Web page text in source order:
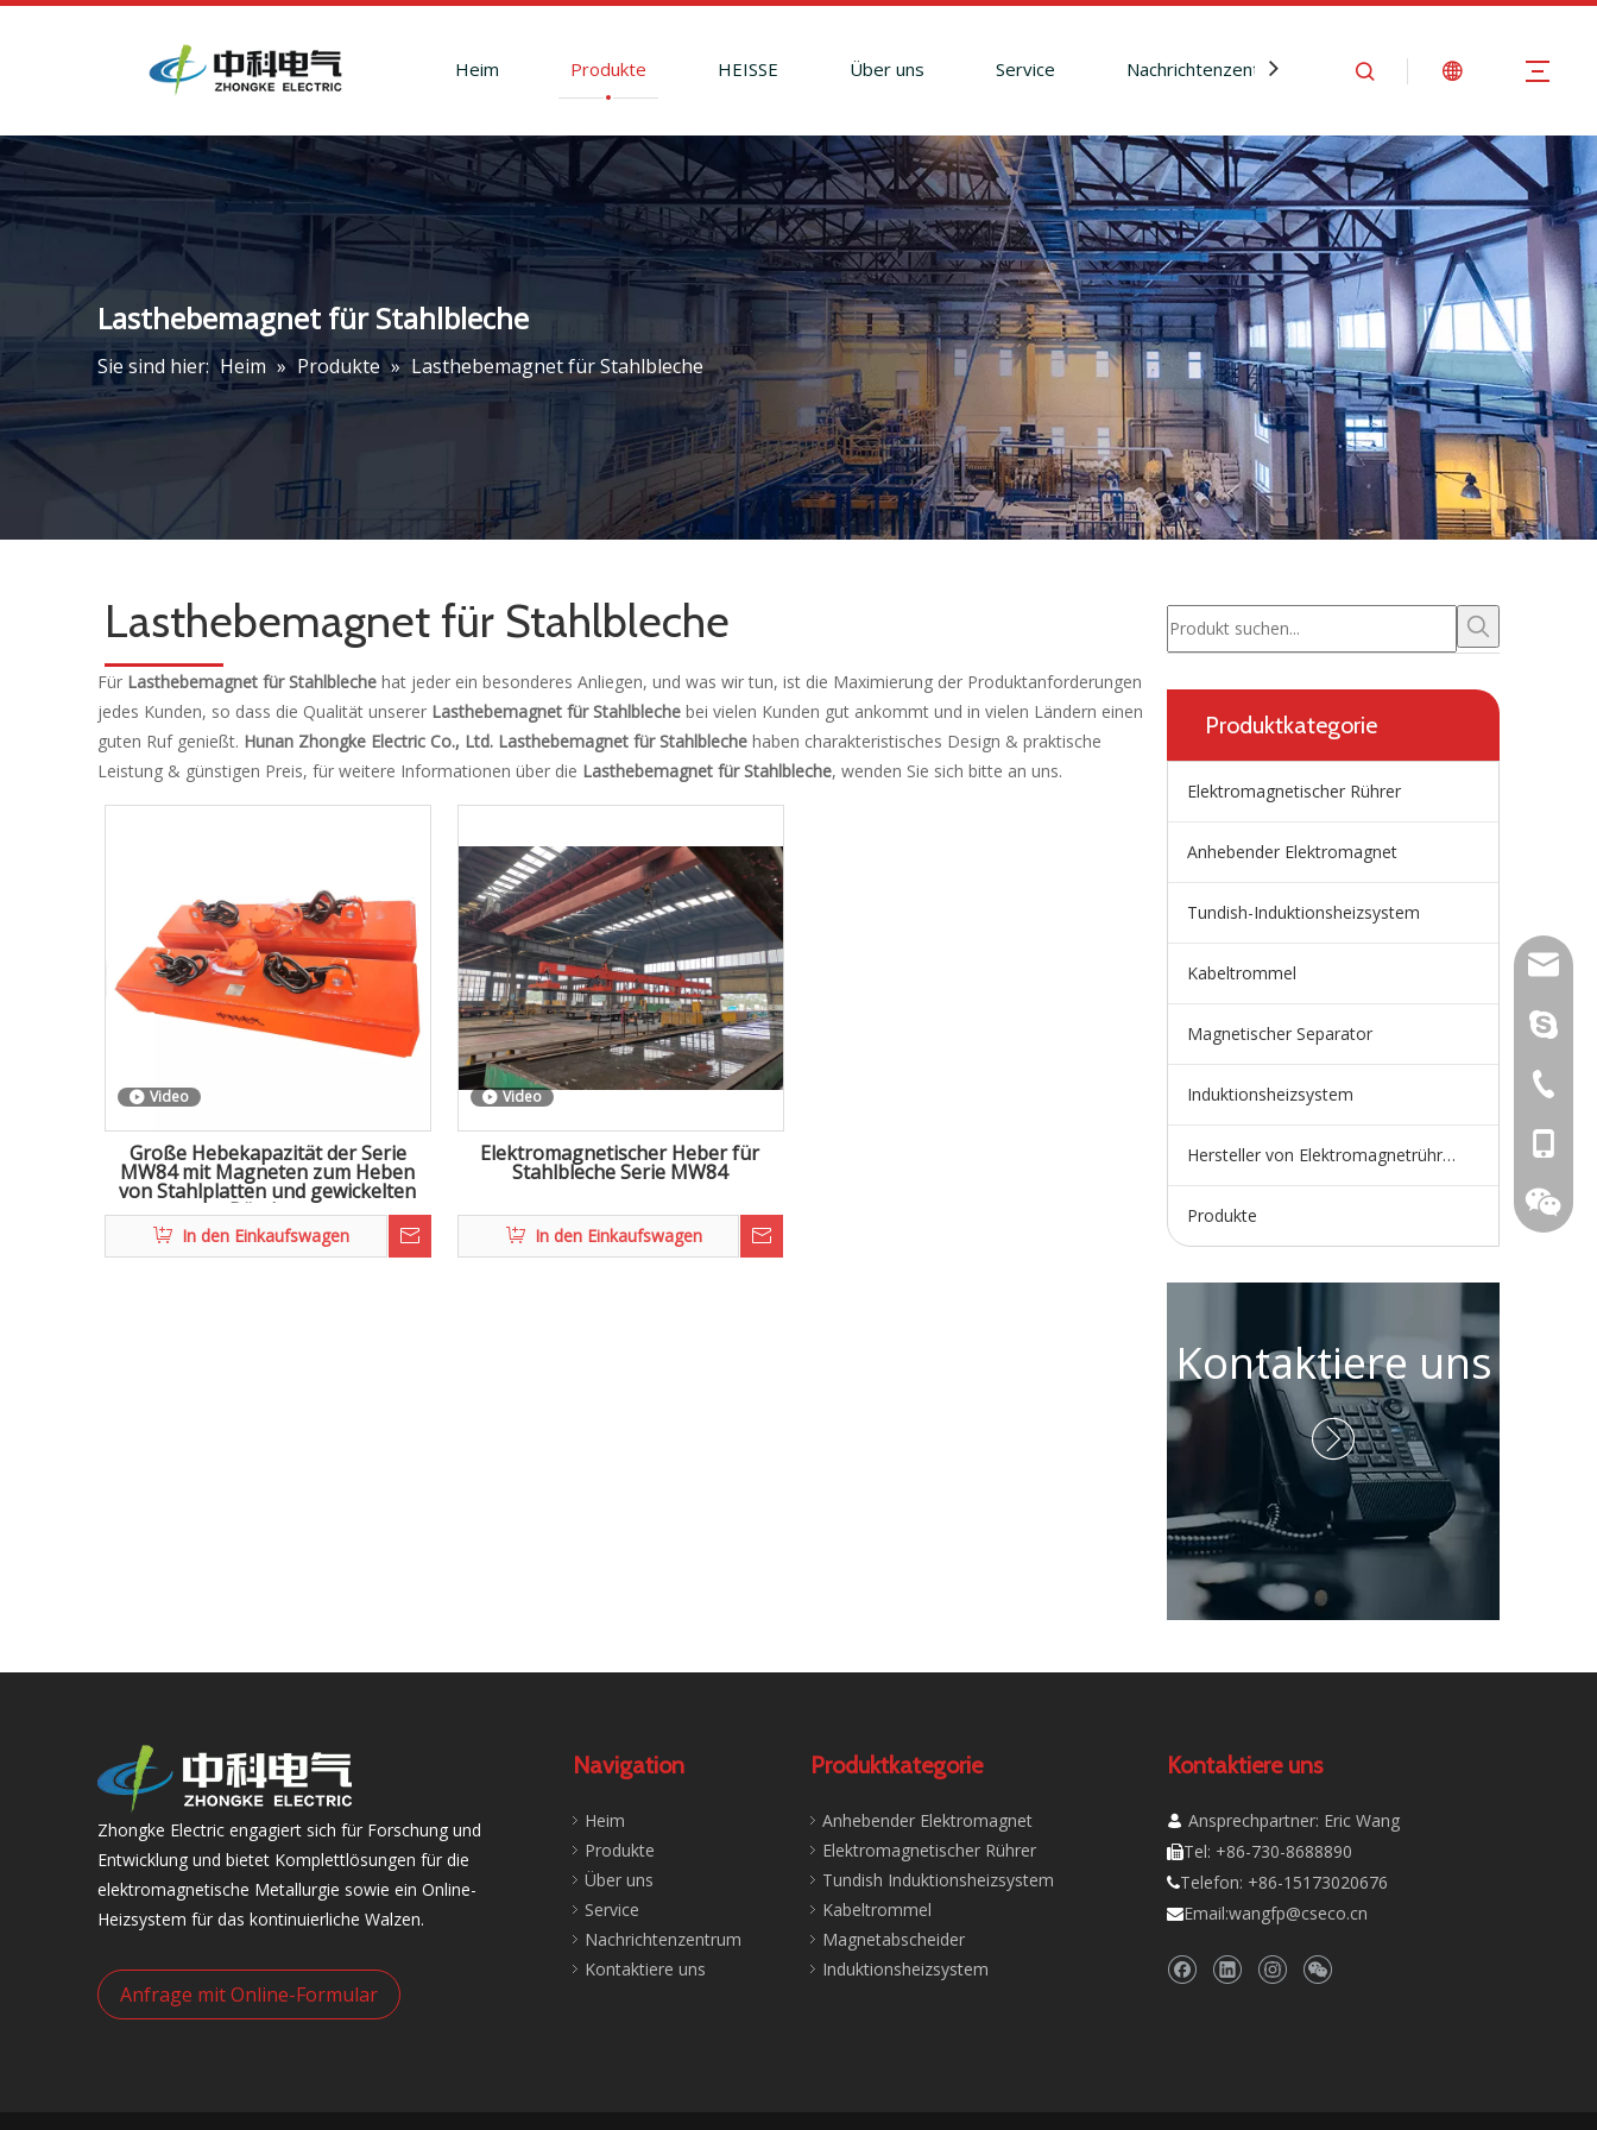
Heim Produkte HEISSE Über uns Service Nachrichtenzentrum Kontaktiere uns
Lasthebemagnet für Stahlbleche
Sie sind hier: Heim » Produkte » Lasthebemagnet für Stahlbleche
Lasthebemagnet für Stahlbleche
Für Lasthebemagnet für Stahlbleche hat jeder ein besonderes Anliegen, und was wir tun, ist die Maximierung der Produktanforderungen
jedes Kunden, so dass die Qualität unserer Lasthebemagnet für Stahlbleche bei vielen Kunden gut ankommt und in vielen Ländern einen
guten Ruf genießt. Hunan Zhongke Electric Co., Ltd. Lasthebemagnet für Stahlbleche haben charakteristisches Design & praktische
Leistung & günstigen Preis, für weitere Informationen über die Lasthebemagnet für Stahlbleche, wenden Sie sich bitte an uns.
Video
Große Hebekapazität der Serie
MW84 mit Magneten zum Heben
von Stahlplatten und gewickelten
Bändern
In den Einkaufswagen
Video
Elektromagnetischer Heber für
Stahlbleche Serie MW84
In den Einkaufswagen
Produktkategorie
Elektromagnetischer Rührer
Anhebender Elektromagnet
Tundish-Induktionsheizsystem
Kabeltrommel
Magnetischer Separator
Induktionsheizsystem
Hersteller von Elektromagnetrührern
Produkte
Kontaktiere uns

Zhongke Electric engagiert sich für Forschung und
Entwicklung und bietet Komplettlösungen für die
elektromagnetische Metallurgie sowie ein Online-
Heizsystem für das kontinuierliche Walzen.
Anfrage mit Online-Formular
Navigation
Heim
Produkte
Über uns
Service
Nachrichtenzentrum
Kontaktiere uns
+86-
Produktkategorie
Anhebender Elektromagnet
Elektromagnetischer Rührer
Tundish Induktionsheizsystem
Kabeltrommel
Magnetabscheider
Induktionsheizsystem
Kontaktiere uns
 Ansprechpartner: Eric Wang
Tel: +86-730-8688890
Telefon: +86-15173020676
Email:wangfp@cseco.cn